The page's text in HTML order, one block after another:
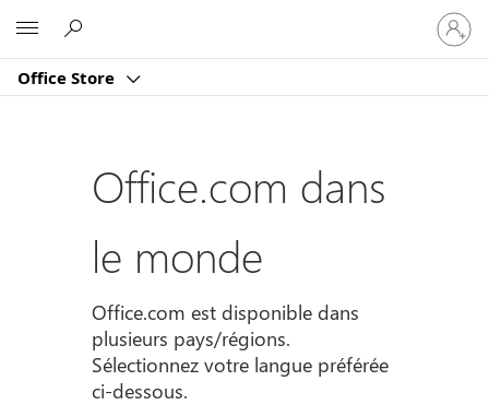
Office Store
vous
à
compte
Office.com dans
le monde
Office.com est disponible dans
plusieurs pays/régions.
Sélectionnez votre langue préférée
ci-dessous.